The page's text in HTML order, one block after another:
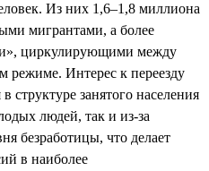
Из них 1,6–1,8 миллиона
мигрантами, а более
циркулирующими между
режиме. Интерес к переезду
структуре занятого населения
людей, так и из-за
безработицы, что делает
в наиболее